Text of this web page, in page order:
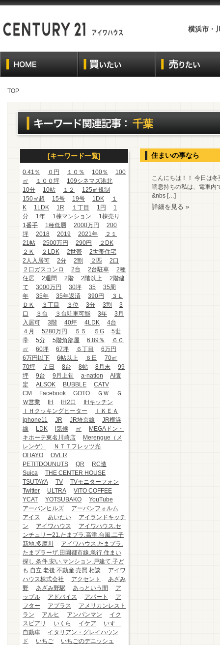
横浜市・
TOP
千葉
[キーワード一覧]
0.41％ ０円 １０％ 100％
100
㎡
１００坪
109シネマズ港北
10分
10帖 １２
125㎡規制
150㎡超
15号 19号 1DK
１
K
1LDK 1R １丁目 1円
1
分
1年 1棟マンション
1棟売り
1番手
1種低層 2000万円
200
坪
2018 2019 2021年
２１
21帖
2500万円 290円
２DK
２Ｋ
２LDK 2世帯
2世帯住宅
2人入居可
2分 2割 ２匹
2口
２口ガスコンロ
2台 2台駐車
2種
住居
2週間 2階 2階以上
2階建
て
3000万円 30坪 35
35周
年
35年 35年返済 390円
３Ｌ
ＤＫ
３丁目 ３位 3分 3割
3
口
３台 ３台駐車可能 3年
3月
入居可
3階 40坪 4LDK
4台
４月
5280万円 ５５ ５G
5世
帯
5分 5階角部屋 6.89％
６０
㎡
60坪 67坪 ６丁目
6万円
6万円以下
6帖以上 ６日
70㎡
70坪
７日 8台 8帖 8月末
99
坪
9台 9月上旬 a-nation
AI査
定
ALSOK BUBBLE
CATV
CM
Facebook GOTO ＧＷ
Ｇ
Ｗ営業
IH IH2口
IHキッチン
ＩＨクッキングヒーター
ＩＫＥＡ
iphone11
JR JR埼京線
JR横浜
線
LDK l気候 ㎡
MEGAドン・
キホーテ東名川崎店
Merengue（メ
レンゲ）
ＮＴＴフレッツ光
OHAYO
OVER
PETITDOUNUTS
QR
RC造
Suica
THE CENTER HOUSE
TSUTAYA
TV
TVモニターフォン
Twitter
ULTRA
ViTO COFFEE
YCAT
YOTSUBAKO
YouTube
アーバンヒルズ
アーバンフォルム
アイス
あいたい
アイランドキッチ
ン
アイワハウス
アイワハウス.セ
ンチュリー21.たまプラ.高津.台風.二子
新地.多摩川
アイワハウス.たまプラ.
たまプラーザ.田園都市線.急行.住まい
探し.条件.安い.マンション.戸建て.子ど
も.自立.老後.不動産.売買.相談
アイワ
ハウス株式会社
アクセント
あざみ
野
あざみ野駅 あっという間
ア
ップル
アドバイス アパート
ア
フター
アプラス
アメリカンレスト
ラン
アルヒ アンパンマン
イク
スピアリ
いくら イケア
いすゞ
自動車
イタリアン・グレイハウン
ド
いちご
いちごのデニッシュ
住まいの事なら
こんにちは！！ 今日は
喘息持ちの私は、電車内
&nbs […]
詳細を見る »